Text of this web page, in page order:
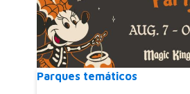
Parques temáticos